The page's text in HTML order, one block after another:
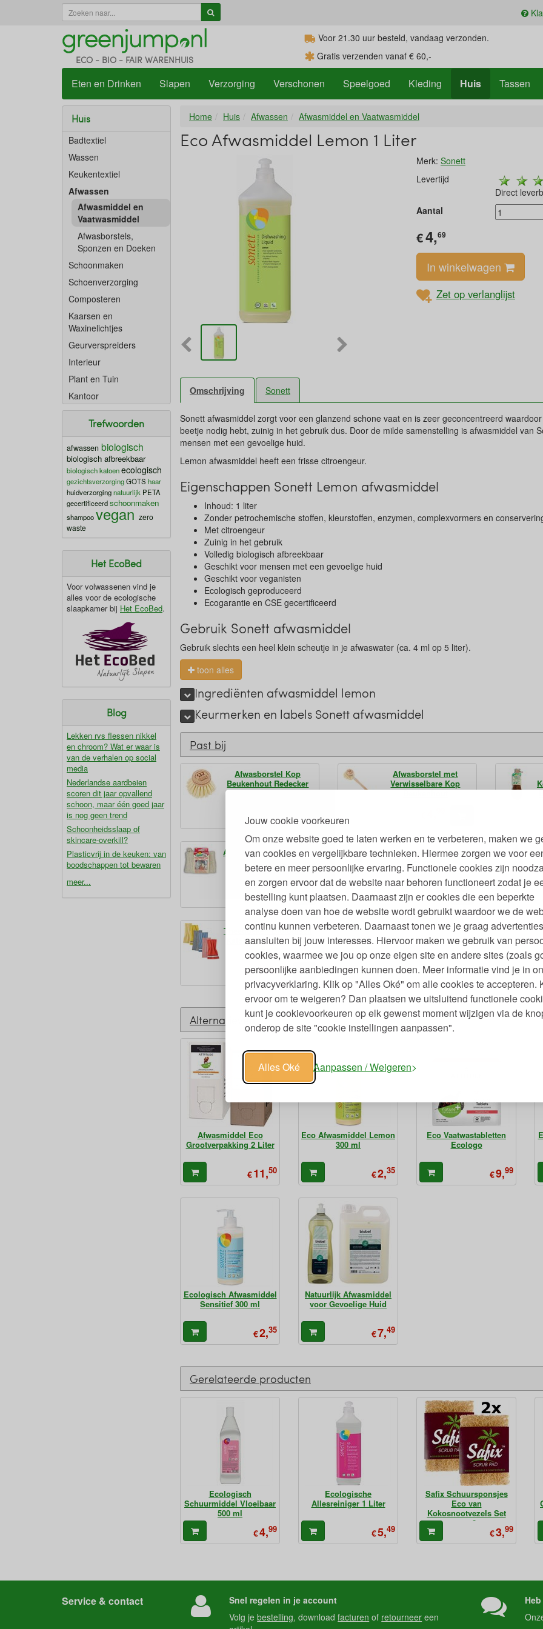
Jouw cookie voorkeuren
Om onze website goed te laten werken en te verbeteren, maken we
van cookies en vergelijkbare technieken. Hiermee zorgen we voor
betere en meer persoonlijke ervaring. Functionele cookies zijn
en zorgen ervoor dat de website naar behoren functioneert zodat je
bestelling kunt plaatsen. Daarnaast zijn er cookies die een beperkte
analyse doen van hoe de website wordt gebruikt waardoor we de
continu kunnen verbeteren. Daarnaast tonen we je graag
aansluiten bij jouw interesses. Hiervoor maken we gebruik van
cookies, waarmee we jou op onze eigen site en andere sites (zoals
persoonlijke aanbiedingen kunnen doen. Meer informatie vind je in
privacyverklaring. Klik op "Alles Oké" om alle cookies te accepteren.
ervoor om te weigeren? Dan plaatsen we uitsluitend functionele
kunt je cookievoorkeuren op elk gewenst moment wijzigen via de
onderop de site "cookie instellingen aanpassen".
Alles Oké Aanpassen / Weigeren
ECO - BIO - FAIR WARENHUIS
Voor 21.30 uur besteld, vandaag verzonden.
Gratis verzenden vanaf € 60,-
Eten en Drinken Slapen Verzorging Verschonen Speelgoed Kleding Huis Tassen
Huis
Badtextiel
Wassen
Keukentextiel
Afwassen
Afwasmiddel en
Vaatwasmiddel
Afwasborstels,
Sponzen en Doeken
Schoonmaken
Schoenverzorging
Composteren
Kaarsen en
Waxinelichtjes
Geurverspreiders
Interieur
Plant en Tuin
Kantoor
Trefwoorden
afwassen biologisch
biologisch afbreekbaar
biologisch katoenecologisch
gezichtsverzorgingGOTS haar
huidverzorgingnatuurlijk PETA
gecertificeerdschoonmaken
shampoovegan zero
waste
Het EcoBed
Voor volwassenen vind je
alles voor de ecologische
slaapkamer bij Het EcoBed.
Blog
Lekken rvs flessen nikkel
en chroom? Wat er waar is
van de verhalen op social
media
Nederlandse aardbeien
scoren dit jaar opvallend
schoon, maar één goed jaar
is nog geen trend
Schoonheidsslaap of
skincare-overkill?
Plasticvrij in de keuken: van
boodschappen tot bewaren
meer...
Home Huis Afwassen Afwasmiddel en Vaatwasmiddel
Eco Afwasmiddel Lemon 1 Liter
Merk: Sonett
Levertijd
Direct
Aantal
€4,69
In winkelwagen
Zet op verlanglijst
Omschrijving Sonett
Sonett afwasmiddel zorgt voor een glanzend schone vaat en is zeer geconcentreerd
beetje nodig hebt, zuinig in het gebruik dus. Door de milde samenstelling is afwasmiddel van
mensen met een gevoelige huid.
Lemon afwasmiddel heeft een frisse citroengeur.
Eigenschappen Sonett Lemon afwasmiddel
Inhoud: 1 liter
Zonder petrochemische stoffen, kleurstoffen, enzymen, complexvormers en
Met citroengeur
Zuinig in het gebruik
Volledig biologisch afbreekbaar
Geschikt voor mensen met een gevoelige huid
Geschikt voor veganisten
Ecologisch geproduceerd
Ecogarantie en CSE gecertificeerd
Gebruik Sonett afwasmiddel
Gebruik slechts een heel klein scheutje in je afwaswater (ca. 4 ml op 5 liter).
toon alles
Ingrediënten afwasmiddel lemon
Keurmerken en labels Sonett afwasmiddel
Past bij
Afwasborstel Kop
Beukenhout Redecker
Afwasborstel met
Verwisselbare Kop
Beukenhout
Afwasspons van Loofah
€4,49
Afwasspons van Loofah
Set van 2
€ 6,99
Theedoeken Biologisch
Katoen 50 x 75 cm Set
van 2
€14,99
Alternatieven
Afwasmiddel Eco
Grootverpakking 2 Liter
€11,50
Eco Afwasmiddel Lemon
300 ml
€2,35
Eco Vaatwastabletten
Ecologo
€9,99
Ecologisch Afwasmiddel
Sensitief 300 ml
€2,35
Natuurlijk Afwasmiddel
voor Gevoelige Huid
€7,49
Gerelateerde producten
Ecologisch
Schuurmiddel Vloeibaar
500 ml
€4,99
Ecologische
Allesreiniger 1 Liter
€5,49
Safix Schuursponsjes
Eco van
Kokosnootvezels Set
van 2
€3,99
Service & contact
Snel regelen in je account
Volg jebestelling, downloadfacturen of retourneer een